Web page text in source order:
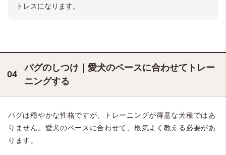
トレスになります。
パグのしつけ｜愛犬のペースに合わせてトレー
ニングする
パグは穏やかな性格ですが、トレーニングが得意な犬種ではあ
りません。愛犬のペースに合わせて、根気よく教える必要があ
ります。